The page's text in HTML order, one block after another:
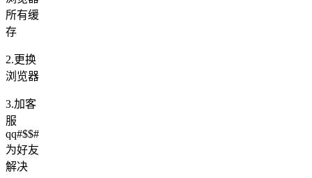
所有缓
存
2.更换
浏览器
3.加客
服
qq#$$#
为好友
解决